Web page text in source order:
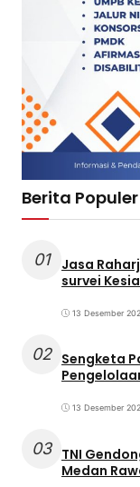
Berita Populer
01
Jasa
survei
13 Desember
02 Sengketa
13 Desember
03 TNI
Medan